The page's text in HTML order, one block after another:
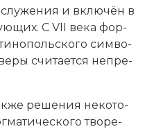
и вклю­чён в
С VII века фор­
сим­во­
счи­та­ет­ся не­пре­
ре­ше­ния не­ко­то­
тво­ре­